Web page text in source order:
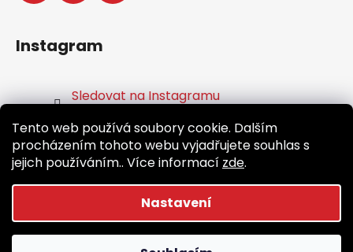
Tento web používá soubory cookie. Dalším
procházením tohoto webu vyjadřujete souhlas s
jejich používáním.. Více informací zde.
Nastavení
Instagram
Sledovat na Instagramu
Facebook
Vytvořil Shoptet